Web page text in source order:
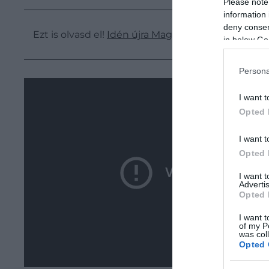
information
deny
in below
I want
Opted
I want
Opted
I want
Opted
I want
of my
was
Opted
Ezt is olvasd el! Idén újra Magyarországra látogat